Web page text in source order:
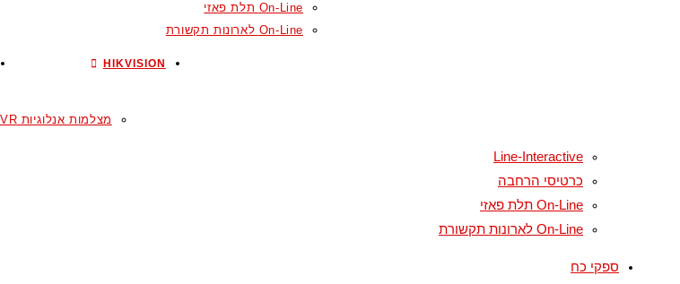
On-Line תלת פאזי
On-Line לארונות תקשורת
HIKVISION
מצלמות אנלוגיות DVR
Line-Interactive
כרטיסי הרחבה
On-Line תלת פאזי
On-Line לארונות תקשורת
ספקי כח